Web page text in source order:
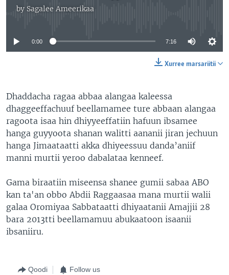
by Sagalee Ameerikaa
No media source currently available
0:00 7:16
Xurree marsariitii
Dhaddacha ragaa abbaa alangaa kaleessa
dhaggeeffachuuf beellamamee ture abbaan alangaa
ragoota isaa hin dhiyyeeffatiin hafuun ibsamee
hanga guyyoota shanan walitti aananii jiran jechuun
hanga Jimaataatti akka dhiyeessuu danda’aniif
manni murtii yeroo dabalataa kenneef.
Gama biraatiin miseensa shanee gumii sabaa ABO
kan ta'an obbo Abdii Raggaasaa mana murtii walii
galaa Oromiyaa Sabbataatti dhiyaatanii Amajjii 28
bara 2013tti beellamamuu abukaatoon isaanii
ibsaniiru.
Qoodi Follow us